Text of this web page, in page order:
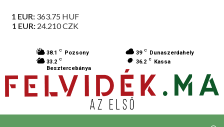
1 EUR: 363.75 HUF
1 EUR: 24.210CZK
38.1 C Pozsony 39 C
Dunaszerdahely
33.2 C
Besztercebánya
36.2 C Kassa